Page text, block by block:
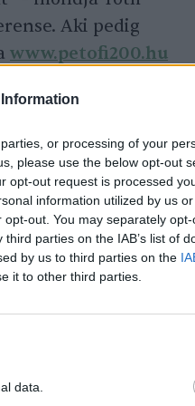
or processing of your
please use the below opt-out
opt-out request is processed
information utilized by us
out. You may separately
parties on the IAB’s list of
by us to third parties on the
it to other third parties.
data.
Aki pedig
www.petofi200.hu
is
(Wikipédia)